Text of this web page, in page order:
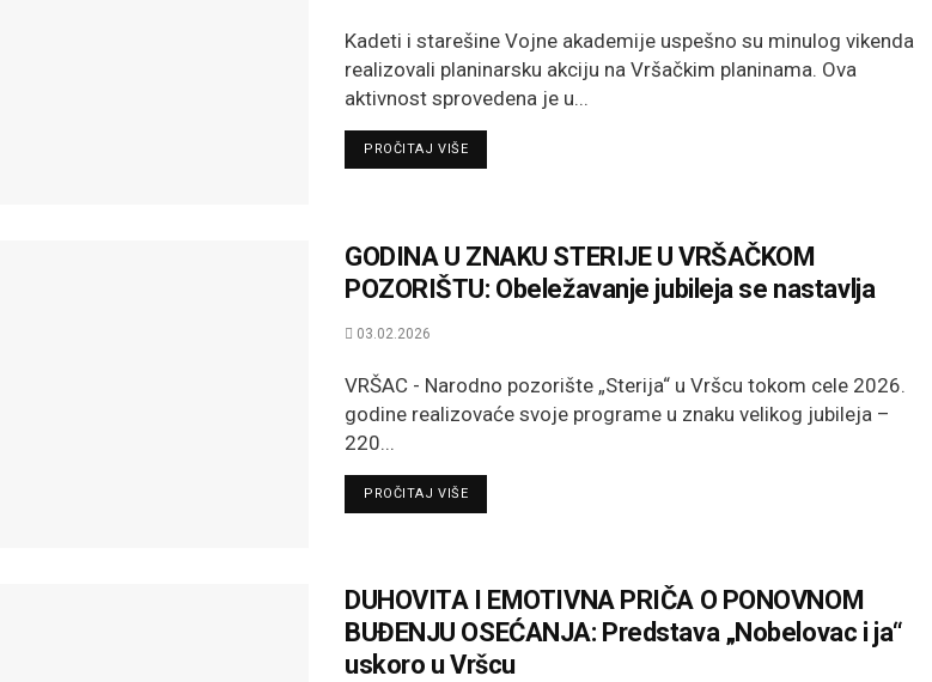
Kadeti i starešine Vojne akademije uspešno su minulog vikenda
realizovali planinarsku akciju na Vršačkim planinama. Ova
aktivnost sprovedena je u...
PROČITAJ VIŠEDETAILS
GODINA U ZNAKU STERIJE U VRŠAČKOM
POZORIŠTU: Obeležavanje jubileja se nastavlja
03.02.2026
VRŠAC - Narodno pozorište „Sterija“ u Vršcu tokom cele 2026.
godine realizovaće svoje programe u znaku velikog jubileja –
220...
PROČITAJ VIŠEDETAILS
DUHOVITA I EMOTIVNA PRIČA O PONOVNOM
BUĐENJU OSEĆANJA: Predstava „Nobelovac i ja“
uskoro u Vršcu